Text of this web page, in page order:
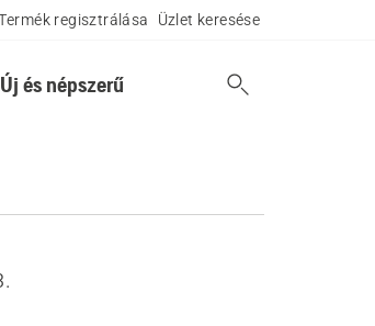
regisztrálása Üzlet keresése
Új és népszerű